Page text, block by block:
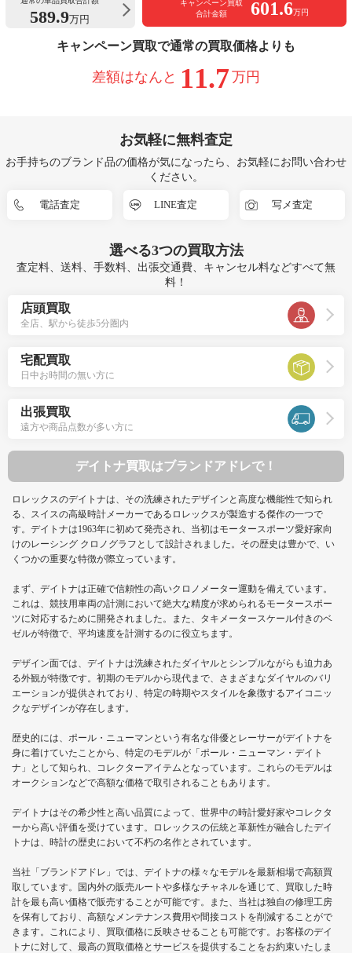
589.9万円
キャンペーン買取
合計金額
601.6万円
キャンペーン買取で通常の買取価格よりも
差額はなんと 11.7万円
お気軽に無料査定
お手持ちのブランド品の価格が気になったら、お気軽にお問い合わせ
ください。
電話査定 LINE査定 写メ査定
選べる3つの買取方法
査定料、送料、手数料、出張交通費、キャンセル料などすべて無
料！
店頭買取
全店、駅から徒歩5分圏内
宅配買取
日中お時間の無い方に
出張買取
遠方や商品点数が多い方に
デイトナ買取はブランドアドレで！
ロレックスのデイトナは、その洗練されたデザインと高度な機能性で知られ
る、スイスの高級時計メーカーであるロレックスが製造する傑作の一つで
す。デイトナは1963年に初めて発売され、当初はモータースポーツ愛好家向
けのレーシング クロノグラフとして設計されました。その歴史は豊かで、い
くつかの重要な特徴が際立っています。
まず、デイトナは正確で信頼性の高いクロノメーター運動を備えています。
これは、競技用車両の計測において絶大な精度が求められるモータースポー
ツに対応するために開発されました。また、タキメータースケール付きのベ
ゼルが特徴で、平均速度を計測するのに役立ちます。
デザイン面では、デイトナは洗練されたダイヤルとシンプルながらも迫力あ
る外観が特徴です。初期のモデルから現代まで、さまざまなダイヤルのバリ
エーションが提供されており、特定の時期やスタイルを象徴するアイコニッ
クなデザインが存在します。
歴史的には、ポール・ニューマンという有名な俳優とレーサーがデイトナを
身に着けていたことから、特定のモデルが「ポール・ニューマン・デイト
ナ」として知られ、コレクターアイテムとなっています。これらのモデルは
オークションなどで高額な価格で取引されることもあります。
デイトナはその希少性と高い品質によって、世界中の時計愛好家やコレクタ
ーから高い評価を受けています。ロレックスの伝統と革新性が融合したデイ
トナは、時計の歴史において不朽の名作とされています。
当社「ブランドアドレ」では、デイトナの様々なモデルを最新相場で高額買
取しています。国内外の販売ルートや多様なチャネルを通じて、買取した時
計を最も高い価格で販売することが可能です。また、当社は独自の修理工房
を保有しており、高額なメンテナンス費用や間接コストを削減することがで
きます。これにより、買取価格に反映させることも可能です。お客様のデイ
トナに対して、最高の買取価格とサービスを提供することをお約束いたしま